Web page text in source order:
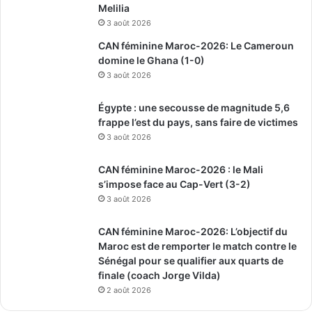
Melilia
3 août 2026
CAN féminine Maroc-2026: Le Cameroun
domine le Ghana (1-0)
3 août 2026
Égypte : une secousse de magnitude 5,6
frappe l’est du pays, sans faire de victimes
3 août 2026
CAN féminine Maroc-2026 : le Mali
s’impose face au Cap-Vert (3-2)
3 août 2026
CAN féminine Maroc-2026: L’objectif du
Maroc est de remporter le match contre le
Sénégal pour se qualifier aux quarts de
finale (coach Jorge Vilda)
2 août 2026